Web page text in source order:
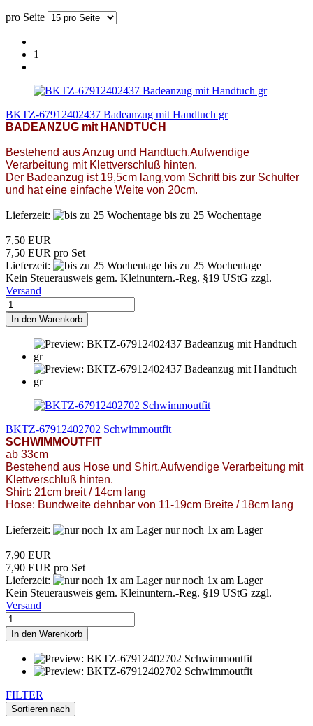
pro Seite
1
BKTZ-67912402437 Badeanzug mit Handtuch gr
BADEANZUG mit HANDTUCH
Bestehend aus Anzug und Handtuch.Aufwendige
Verarbeitung mit Klettverschluß hinten.
Der Badeanzug ist 19,5cm lang,vom Schritt bis zur Schulter
und hat eine einfache Weite von 20cm.
Lieferzeit: bis zu 25 Wochentage
7,50 EUR
7,50 EUR pro Set
Lieferzeit:
bis zu 25 Wochentage
Kein Steuerausweis gem. Kleinuntern.-Reg. §19 UStG zzgl.
Versand
In den Warenkorb
BKTZ-67912402702 Schwimmoutfit
SCHWIMMOUTFIT
ab 33cm
Bestehend aus Hose und Shirt.Aufwendige Verarbeitung mit
Klettverschluß hinten.
Shirt: 21cm breit / 14cm lang
Hose: Bundweite dehnbar von 11-19cm Breite / 18cm lang
Lieferzeit: nur noch 1x am Lager
7,90 EUR
7,90 EUR pro Set
Lieferzeit:
nur noch 1x am Lager
Kein Steuerausweis gem. Kleinuntern.-Reg. §19 UStG zzgl.
Versand
In den Warenkorb
FILTER
Sortieren nach